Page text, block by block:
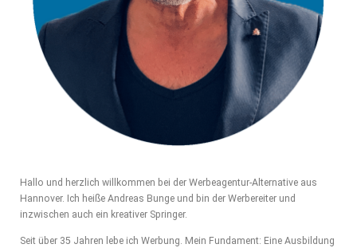
Hallo und herzlich willkommen bei der Werbeagentur-Alternative aus
Hannover. Ich heiße Andreas Bunge und bin der Werbereiter und
inzwischen auch ein kreativer Springer.
Seit über 35 Jahren lebe ich Werbung. Mein Fundament: Eine Ausbildung